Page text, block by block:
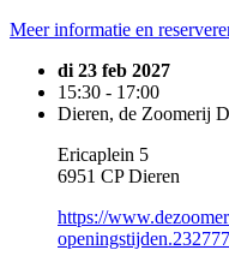
Meer informatie en
di 23 feb 2027
15:30 - 17:00
Dieren, de Zoomerij
Ericaplein 5
6951 CP Dieren
https://